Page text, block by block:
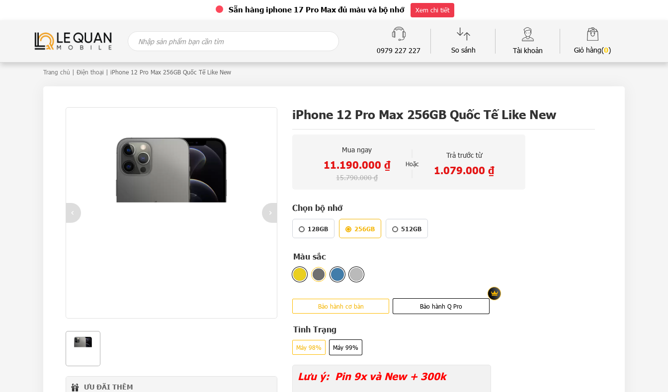
Sẵn hàng iphone 17 Pro Max đủ màu và bộ nhớ Xem chi tiết
Search
for:
0979 227 227 So sánh Tài khoản Giỏ hàng(0)
Trang chủ Điện thoại | iPhone 12 Pro Max 256GB Quốc Tế Like New
ƯU ĐÃI THÊM
iPhone 12 Pro Max 256GB Quốc Tế Like New
Mua ngay
15.790.000₫
11.190.000 ₫ Hoặc
Trả trước từ
1.079.000 ₫
Chọn bộ nhớ
128GB 256GB 512GB
Màu sắc
Bảo hành cơ bản Bảo hành Q Pro
Tình Trạng
Máy 98% Máy 99%
Lưu ý:Pin 9x và New + 300k